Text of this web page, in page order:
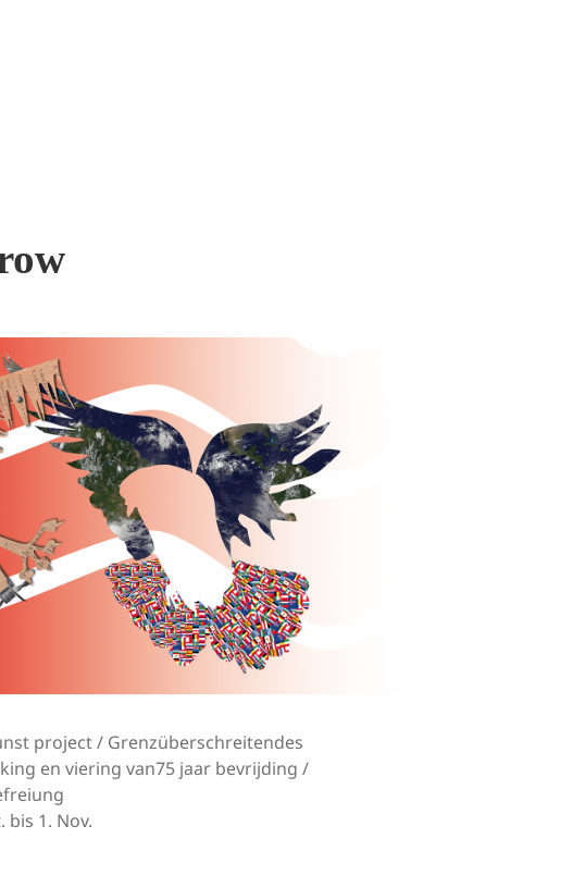
project / Grenzüberschreitendes
en viering van75 jaar bevrijding /
bis 1. Nov.